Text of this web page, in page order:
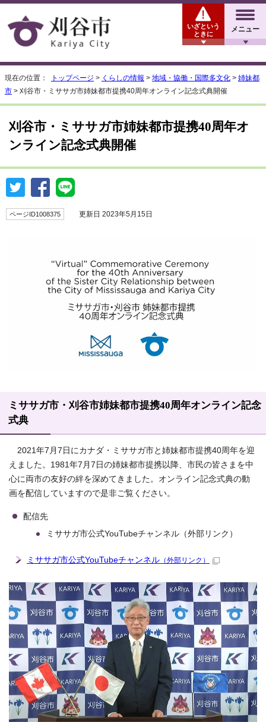
メニュー
いざという
ときに
現在の位置： トップページ > くらしの情報 > 地域・協働・国際多文化 > 姉妹都
市 > 刈谷市・ミササガ市姉妹都市提携40周年オンライン記念式典開催
刈谷市・ミササガ市姉妹都市提携40周年オ
ンライン記念式典開催
ページID1008375 更新日 2023年5月15日
ミササガ市・刈谷市姉妹都市提携40周年オンライン記念
式典
2021年7月7日にカナダ・ミササガ市と姉妹都市提携40周年を迎
えました。1981年7月7日の姉妹都市提携以降、市民の皆さまを中
心に両市の友好の絆を深めてきました。オンライン記念式典の動
画を配信していますので是非ご覧ください。
配信先
ミササガ市公式YouTubeチャンネル（外部リンク）
ミササガ市公式YouTubeチャンネル （外部リンク）